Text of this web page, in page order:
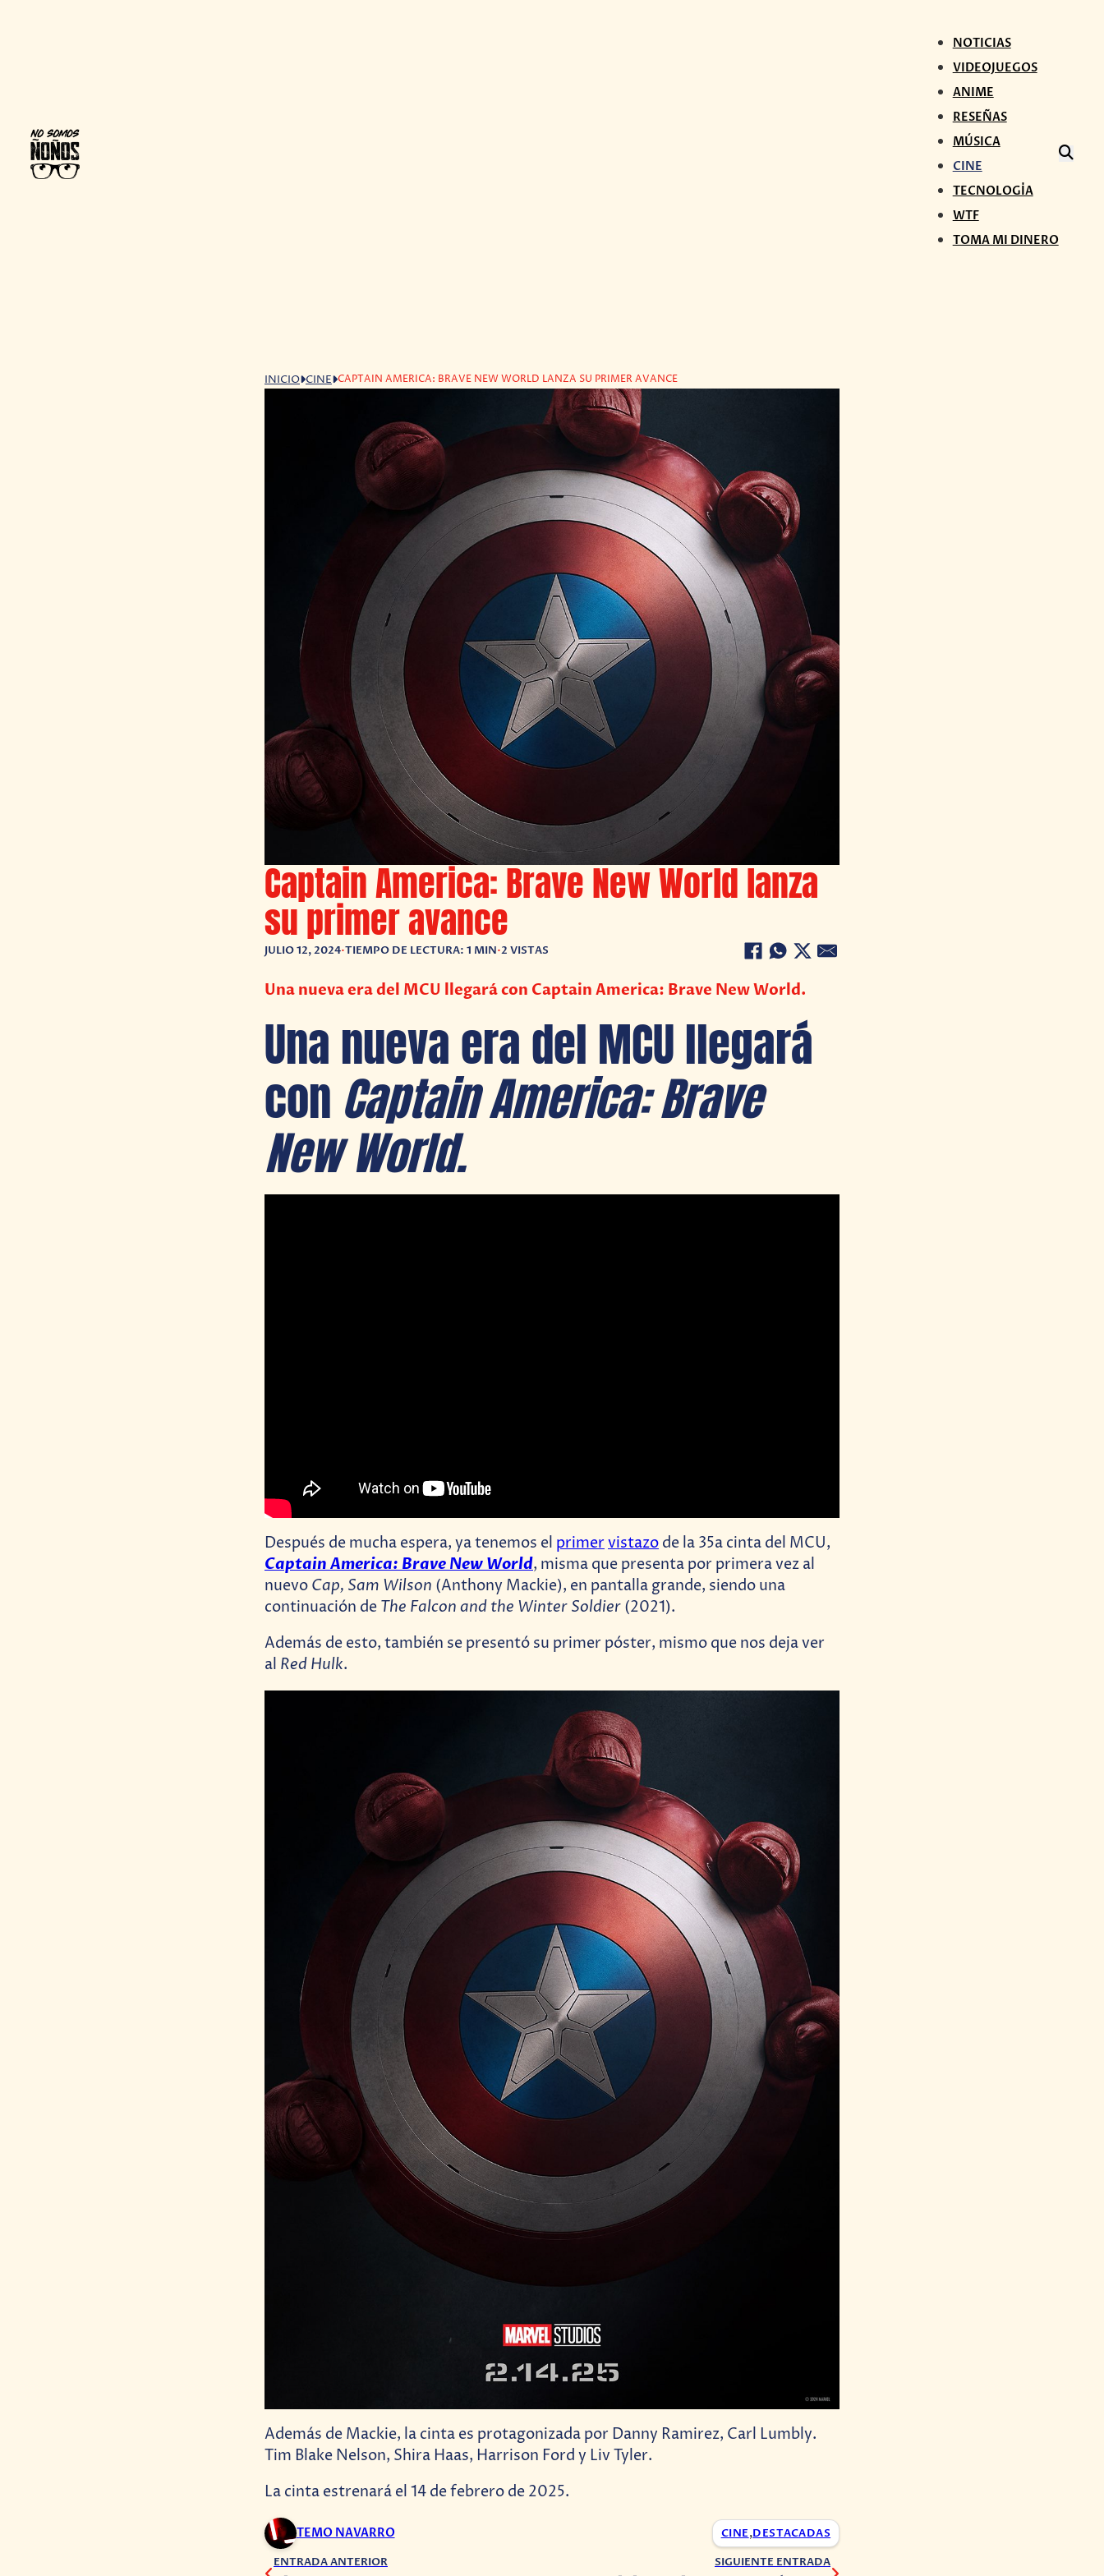
NOTICIAS
VIDEOJUEGOS
ANIME
RESEÑAS
MÚSICA
CINE
TECNOLOGÍA
WTF
TOMA MI DINERO
INICIO CINE CAPTAIN AMERICA: BRAVE NEW WORLD LANZA SU PRIMER AVANCE
Captain America: Brave New World lanza
su primer avance
JULIO 12, 2024•TIEMPO DE LECTURA: 1 MIN•2 VISTAS
Una nueva era del MCU llegará con Captain America: Brave New World.
Una nueva era del MCU llegará
con Captain America: Brave
New World.
Después de mucha espera, ya tenemos el primervistazo de la 35a cinta del MCU,
Captain America: Brave New World, misma que presenta por primera vez al
nuevo Cap, Sam Wilson (Anthony Mackie), en pantalla grande, siendo una
continuación de The Falcon and the Winter Soldier (2021).
Además de esto, también se presentó su primer póster, mismo que nos deja ver
al Red Hulk.
Además de Mackie, la cinta es protagonizada por Danny Ramirez, Carl Lumbly.
Tim Blake Nelson, Shira Haas, Harrison Ford y Liv Tyler.
La cinta estrenará el 14 de febrero de 2025.
TEMO NAVARRO CINE,DESTACADAS
ENTRADA ANTERIOR SIGUIENTE ENTRADA